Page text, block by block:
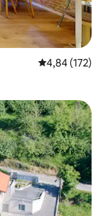
4,84 ud af 5 i
4,84 (172)